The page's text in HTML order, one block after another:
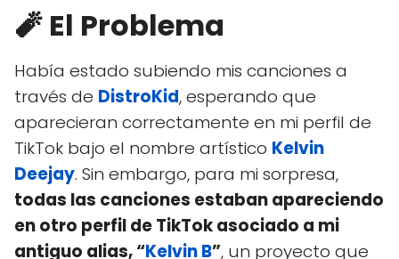
🧨 El Problema
Había estado subiendo mis canciones a
través de DistroKid, esperando que
aparecieran correctamente en mi perfil de
TikTok bajo el nombre artístico Kelvin
Deejay. Sin embargo, para mi sorpresa,
todas las canciones estaban apareciendo
en otro perfil de TikTok asociado a mi
antiguo alias, “Kelvin B”, un proyecto que